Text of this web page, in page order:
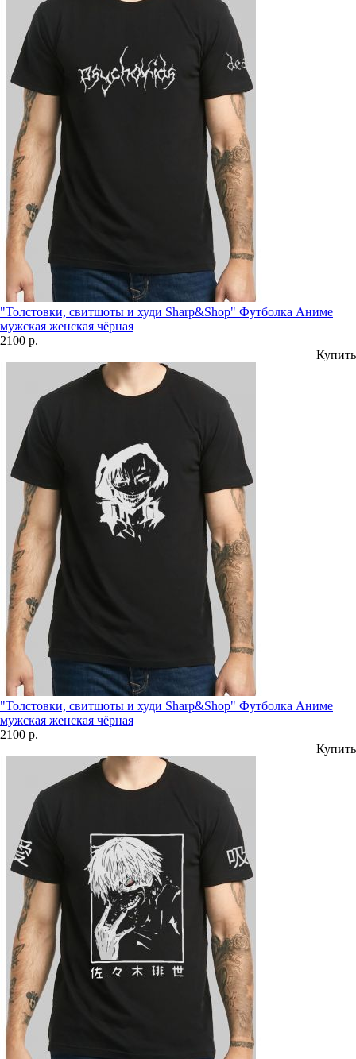
"Толстовки, свитшоты и худи Sharp&Shop" Футболка Аниме
мужская женская чёрная
2100 р.
Купить
"Толстовки, свитшоты и худи Sharp&Shop" Футболка Аниме
мужская женская чёрная
2100 р.
Купить